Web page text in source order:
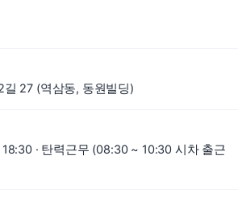
27 (역삼동, 동원빌딩)
· 탄력근무 (08:30 ~ 10:30 시차 출근